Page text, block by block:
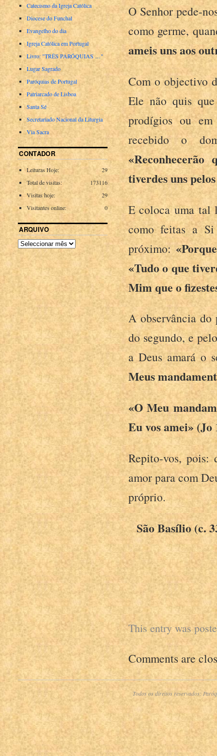
O Senhor pede-
como germe,
ameis uns aos
Com o objectivo
Ele não quis
prodígios ou em
recebido o
tiverdes uns
E coloca uma tal
como feitas a Si
próximo:
«Tudo o que
Mim que o
A observância do
do segundo, e
a Deus amará o
Meus
«O Meu
Eu vos amei» (Jo
Repito-vos, pois:
amor para com
próprio.
São Basílio (c.
This entry was
Comments are
Catecismo da Igreja Católica
Diocese do Funchal
Evangelho do dia
Igreja Católica em Portugal
Livro: "TRÊS PARÓQUIAS …"
Lugar Sagrado
Paróquias de Portugal
Patriarcado de Lisboa
Santa Sé
Secretariado Nacional da Liturgia
Via Sacra
CONTADOR
29
Leituras Hoje:
173116
Total de visitas:
29
Visitas hoje:
0
Visitantes online:
ARQUIVO
Todos os direitos reservados: